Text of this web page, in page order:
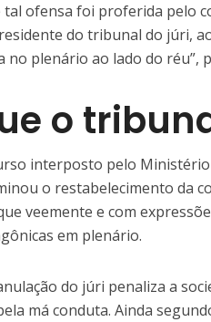
ofensa foi proferida pelo
do tribunal do júri,
no plenário ao lado do
o
interposto pelo
o restabelecimento da
veemente e com
em plenário.
do júri penaliza a
má conduta. Ainda